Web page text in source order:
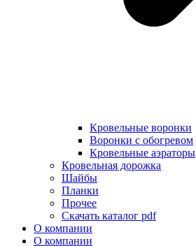
Кровельные воронки
Воронки с обогревом
Кровельные аэраторы
Кровельная дорожка
Шайбы
Планки
Прочее
Скачать каталог pdf
О компании
О компании